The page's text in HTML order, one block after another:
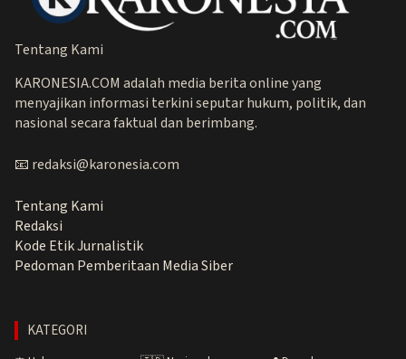
Tentang Kami
KARONESIA.COM adalah media berita online yang
menyajikan informasi terkini seputar hukum, politik, dan
nasional secara faktual dan berimbang.
📧 redaksi@karonesia.com
Tentang Kami
Redaksi
Kode Etik Jurnalistik
Pedoman Pemberitaan Media Siber
KATEGORI